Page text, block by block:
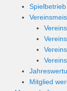
Mitglied